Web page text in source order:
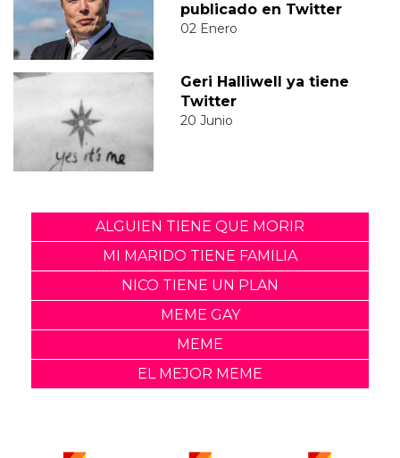
publicado en Twitter
02 Enero
Geri Halliwell ya tiene
Twitter
20 Junio
ALGUIEN TIENE QUE MORIR
MI MARIDO TIENE FAMILIA
NICO TIENE UN PLAN
MEME GAY
MEME
EL MEJOR MEME